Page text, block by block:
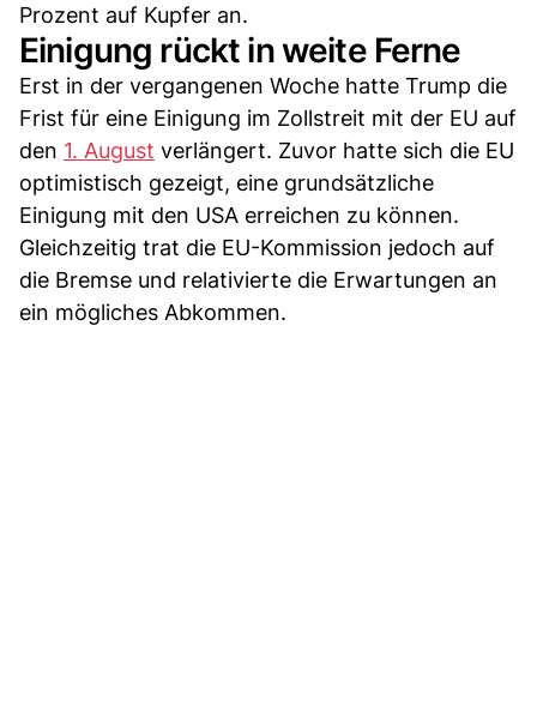
Prozent auf Kupfer an.
Einigung rückt in weite Ferne
Erst in der vergangenen Woche hatte Trump die
Frist für eine Einigung im Zollstreit mit der EU auf
den 1. August verlängert. Zuvor hatte sich die EU
optimistisch gezeigt, eine grundsätzliche
Einigung mit den USA erreichen zu können.
Gleichzeitig trat die EU-Kommission jedoch auf
die Bremse und relativierte die Erwartungen an
ein mögliches Abkommen.